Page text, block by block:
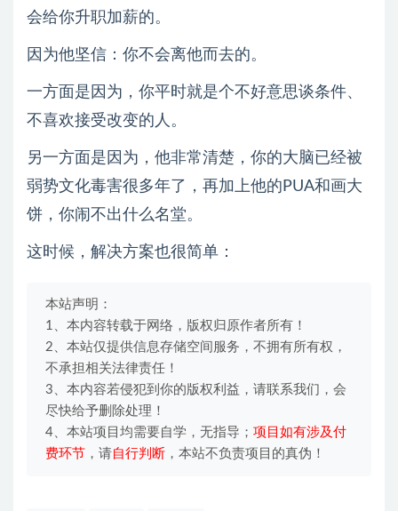
会给你升职加薪的。
因为他坚信：你不会离他而去的。
一方面是因为，你平时就是个不好意思谈条件、
不喜欢接受改变的人。
另一方面是因为，他非常清楚，你的大脑已经被
弱势文化毒害很多年了，再加上他的PUA和画大
饼，你闹不出什么名堂。
这时候，解决方案也很简单：
本站声明：
1、本内容转载于网络，版权归原作者所有！
2、本站仅提供信息存储空间服务，不拥有所有权，
不承担相关法律责任！
3、本内容若侵犯到你的版权利益，请联系我们，会
尽快给予删除处理！
4、本站项目均需要自学，无指导； 项目如有涉及付
费环节 ，请自行判断 ，本站不负责项目的真伪！